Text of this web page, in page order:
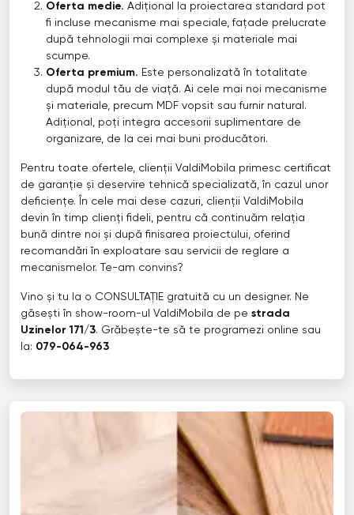
Oferta medie. Adițional la proiectarea standard pot
fi incluse mecanisme mai speciale, fațade prelucrate
după tehnologii mai complexe și materiale mai
scumpe.
Oferta premium. Este personalizată în totalitate
după modul tău de viață. Ai cele mai noi mecanisme
și materiale, precum MDF vopsit sau furnir natural.
Adițional, poți integra accesorii suplimentare de
organizare, de la cei mai buni producători.
Pentru toate ofertele, clienții ValdiMobila primesc certificat
de garanție și deservire tehnică specializată, în cazul unor
deficiențe. În cele mai dese cazuri, clienții ValdiMobila
devin în timp clienți fideli, pentru că continuăm relația
bună dintre noi și după finisarea proiectului, oferind
recomandări în exploatare sau servicii de reglare a
mecanismelor. Te-am convins?
Vino și tu la o CONSULTAȚIE gratuită cu un designer. Ne
găsești în show-room-ul ValdiMobila de pe strada
Uzinelor 171/3. Grăbește-te să te programezi online sau
la: 079-064-963